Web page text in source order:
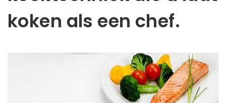
koken als een chef.